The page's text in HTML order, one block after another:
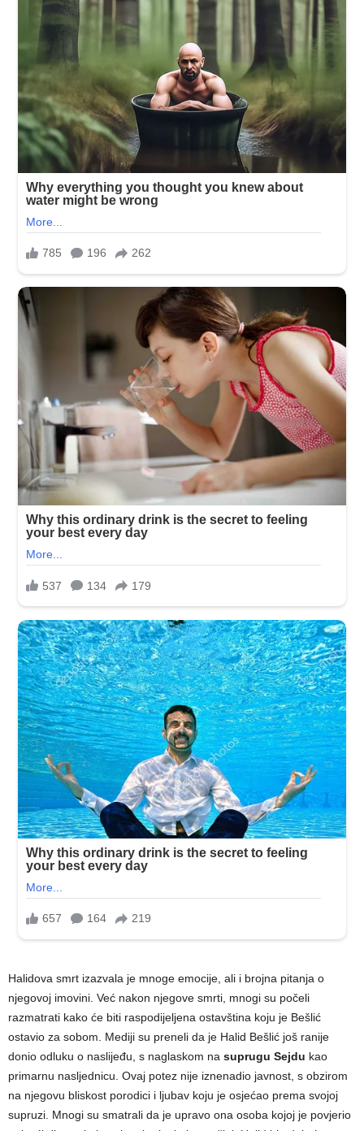
Halidova smrt izazvala je mnoge emocije, ali i brojna pitanja o
njegovoj imovini. Već nakon njegove smrti, mnogi su počeli
razmatrati kako će biti raspodijeljena ostavština koju je Bešlić
ostavio za sobom. Mediji su preneli da je Halid Bešlić još ranije
donio odluku o naslijeđu, s naglaskom na suprugu Sejdu kao
primarnu nasljednicu. Ovaj potez nije iznenadio javnost, s obzirom
na njegovu bliskost porodici i ljubav koju je osjećao prema svojoj
supruzi. Mnogi su smatrali da je upravo ona osoba kojoj je povjerio